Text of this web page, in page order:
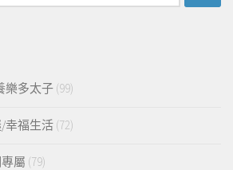
樂多太子 (99)
幸福生活 (72)
屬 (79)